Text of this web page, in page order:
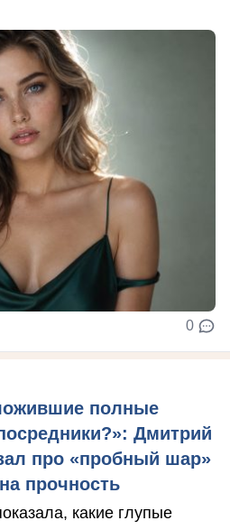
0
полные
Дмитрий
про «пробный шар»
прочность
какие глупые